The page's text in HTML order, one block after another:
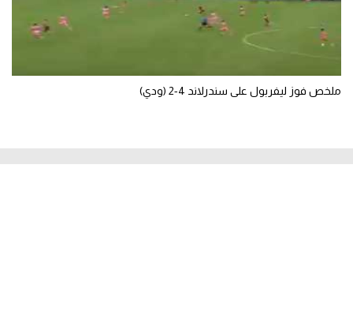
ملخص فوز ليفربول على سندرلاند 4-2 (ودي)